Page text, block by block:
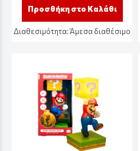
Προσθήκη στο Καλάθι
Διαθεσιμότητα:Άμεσα διαθέσιμο